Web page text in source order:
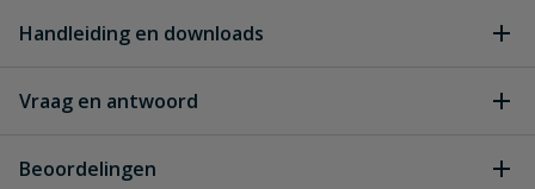
Handleiding en downloads
rainbird esp tm2 handleiding
Vraag en antwoord
Beoordelingen